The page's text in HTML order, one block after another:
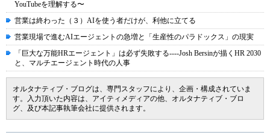
YouTubeを理解する〜
営業は終わった（３）AIを使う者だけが、利他に立てる
営業現場で進むAIエージェントの急増と「生産性のパラドックス」の現実
「巨大な万能HRエージェント」は必ず失敗する----Josh Bersinが描くHR 2030
と、マルチエージェント時代の人事
オルタナティブ・ブログは、専門スタッフにより、企画・構成されていま
す。入力頂いた内容は、アイティメディアの他、オルタナティブ・ブロ
グ、及び本記事執筆会社に提供されます。